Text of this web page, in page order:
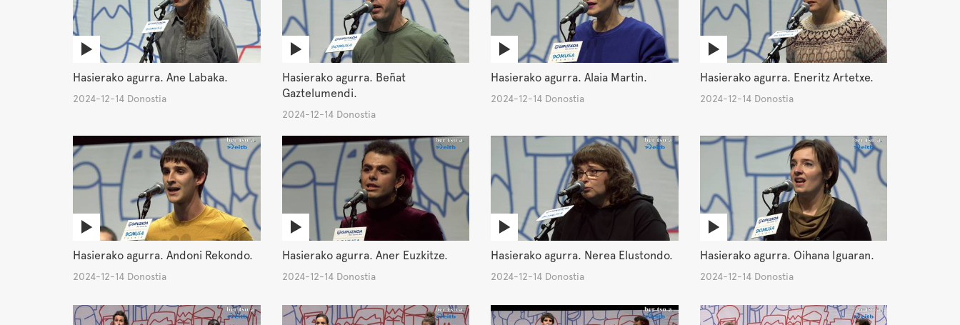
Hasierako agurra. Ane Labaka.
2024-12-14 Donostia
Hasierako agurra. Beñat
Gaztelumendi.
2024-12-14 Donostia
Hasierako agurra. Alaia Martin.
2024-12-14 Donostia
Hasierako agurra. Eneritz Artetxe.
2024-12-14 Donostia
Hasierako agurra. Andoni Rekondo.
2024-12-14 Donostia
Hasierako agurra. Aner Euzkitze.
2024-12-14 Donostia
Hasierako agurra. Nerea Elustondo.
2024-12-14 Donostia
Hasierako agurra. Oihana Iguaran.
2024-12-14 Donostia